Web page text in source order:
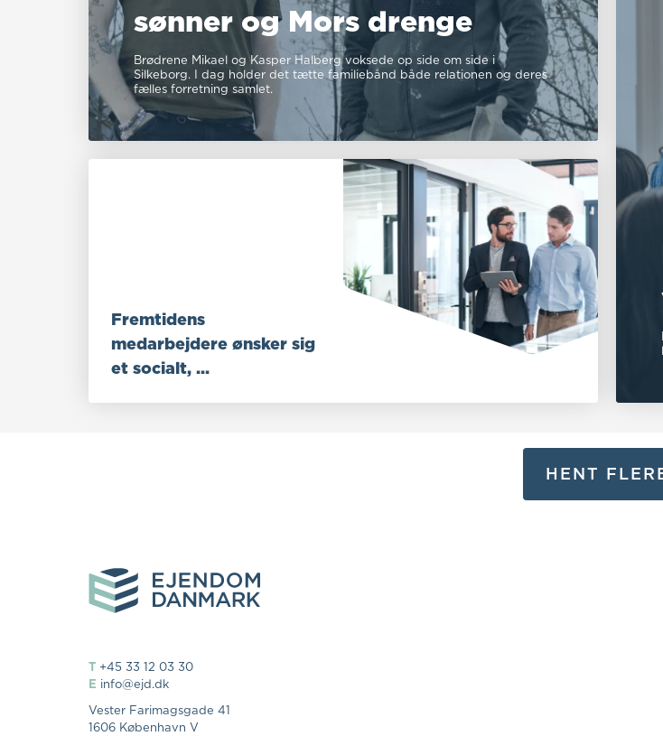
sønner og Mors drenge
Brødrene Mikael og Kasper Halberg voksede op side om side i
Silkeborg. I dag holder det tætte familiebånd både relationen og deres
fælles forretning samlet.
Fremtidens
medarbejdere ønsker sig
et socialt, ...
HENT
T +45 33 12 03 30
E info@ejd.dk
Vester Farimagsgade 41
1606 København V